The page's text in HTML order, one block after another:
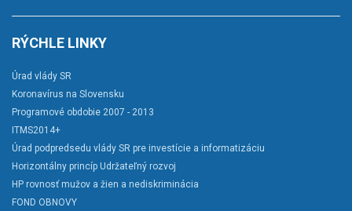
RÝCHLE LINKY
Úrad vlády SR
Koronavírus na Slovensku
Programové obdobie 2007 - 2013
ITMS2014+
Úrad podpredsedu vlády SR pre investície a informatizáciu
Horizontálny princíp Udržateľný rozvoj
HP rovnosť mužov a žien a nediskriminácia
FOND OBNOVY